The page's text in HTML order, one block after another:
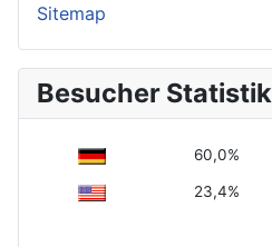
Sitemap
Besucher Statistik
60,0%
23,4%